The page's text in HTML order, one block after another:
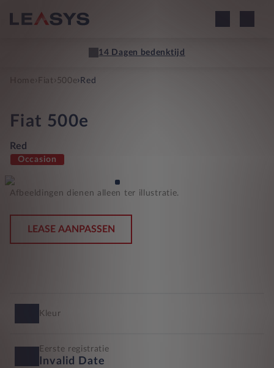
14 Dagen bedenktijd
Home Fiat › 500e› Red
Fiat 500e
Red
Occasion
Afbeeldingen dienen alleen ter illustratie.
LEASE AANPASSEN
Kleur
Eerste registratie
Invalid Date